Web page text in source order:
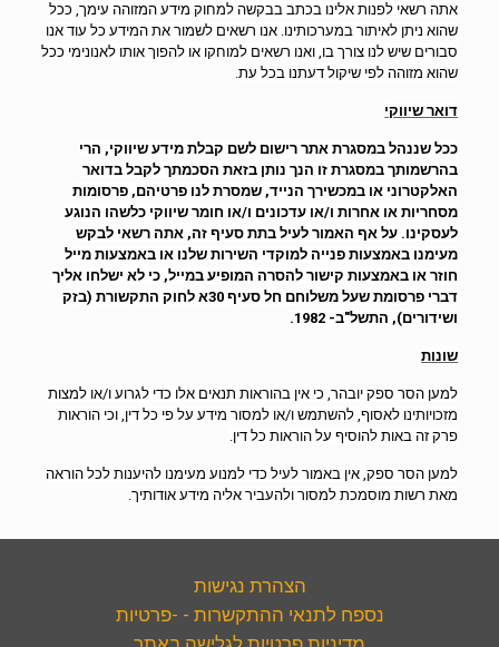
אתה רשאי לפנות אלינו בכתב בבקשה למחוק מידע המזוהה עימך, ככל
שהוא ניתן לאיתור במערכותינו. אנו רשאים לשמור את המידע כל עוד אנו
סבורים שיש לנו צורך בו, ואנו רשאים למוחקו או להפוך אותו לאנונימי ככל
שהוא מזוהה לפי שיקול דעתנו בכל עת.
דואר שיווקי
ככל שננהל במסגרת אתר רישום לשם קבלת מידע שיווקי, הרי
בהרשמותך במסגרת זו הנך נותן בזאת הסכמתך לקבל בדואר
האלקטרוני או במכשירך הנייד, שמסרת לנו פרטיהם, פרסומות
מסחריות או אחרות ו/או עדכונים ו/או חומר שיווקי כלשהו הנוגע
לעסקינו. על אף האמור לעיל בתת סעיף זה, אתה רשאי לבקש
מעימנו באמצעות פנייה למוקדי השירות שלנו או באמצעות מייל
חוזר או באמצעות קישור להסרה המופיע במייל, כי לא ישלחו אליך
דברי פרסומת שעל משלוחם חל סעיף 30א לחוק התקשורת (בזק
ושידורים), התשל"ב- 1982.
שונות
למען הסר ספק יובהר, כי אין בהוראות תנאים אלו כדי לגרוע ו/או למצות
מזכויותינו לאסוף, להשתמש ו/או למסור מידע על פי כל דין, וכי הוראות
פרק זה באות להוסיף על הוראות כל דין.
למען הסר ספק, אין באמור לעיל כדי למנוע מעימנו להיענות לכל הוראה
מאת רשות מוסמכת למסור ולהעביר אליה מידע אודותיך.
הצהרת נגישות
נספח לתנאי ההתקשרות - -פרטיות